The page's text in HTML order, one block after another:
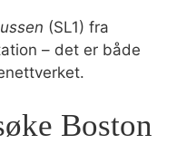
(SL1) fra
– det er både
Boston